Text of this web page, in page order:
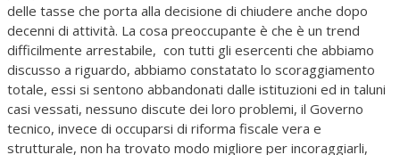
delle tasse che porta alla decisione di chiudere anche dopo
decenni di attività. La cosa preoccupante è che è un trend
difficilmente arrestabile, con tutti gli esercenti che abbiamo
discusso a riguardo, abbiamo constatato lo scoraggiamento
totale, essi si sentono abbandonati dalle istituzioni ed in taluni
casi vessati, nessuno discute dei loro problemi, il Governo
tecnico, invece di occuparsi di riforma fiscale vera e
strutturale, non ha trovato modo migliore per incoraggiarli,